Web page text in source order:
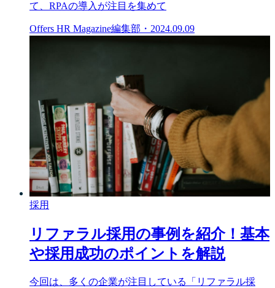
て、RPAの導入が注目を集めて
Offers HR Magazine編集部 ・ 2024.09.09
採用
リファラル採用の事例を紹介！基本
や採用成功のポイントを解説
今回は、多くの企業が注目している「リファラル採